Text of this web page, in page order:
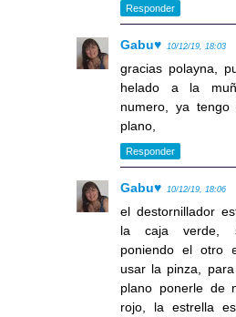
Responder
Gabu♥ 10/12/19, 18:03
gracias polayna,
helado a la
numero, ya tengo
plano,
Responder
Gabu♥ 10/12/19, 18:06
el destornillador
la caja verde,
poniendo el otro
usar la pinza,
plano ponerle de
rojo, la estrella